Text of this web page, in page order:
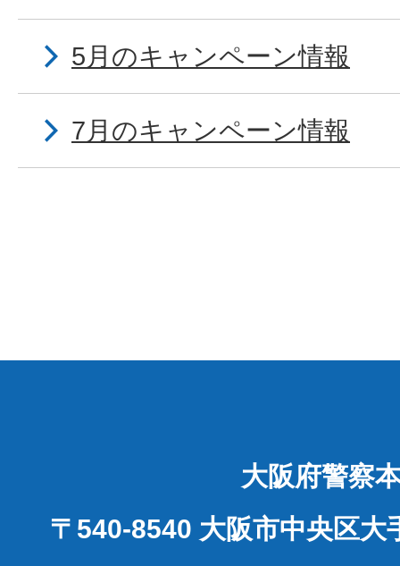
5月のキャンペーン情報
7月のキャンペーン情報
大阪府警察
〒540-8540 大阪市中央区大